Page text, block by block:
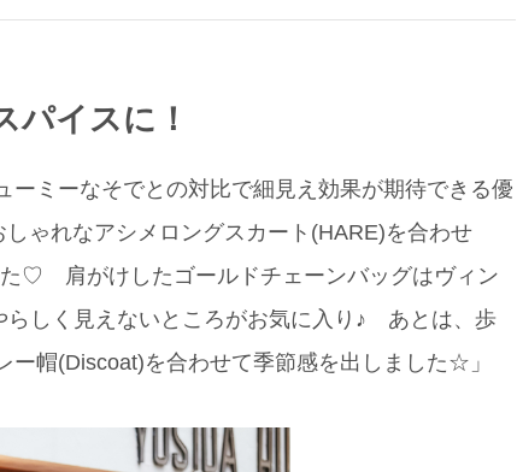
パイスに！
ミーなそでとの対比で細見え効果が期待できる優
ゃれなアシメロングスカート(HARE)を合わせ
た♡ 肩がけしたゴールドチェーンバッグはヴィン
らしく見えないところがお気に入り♪ あとは、歩
帽(Discoat)を合わせて季節感を出しました☆」